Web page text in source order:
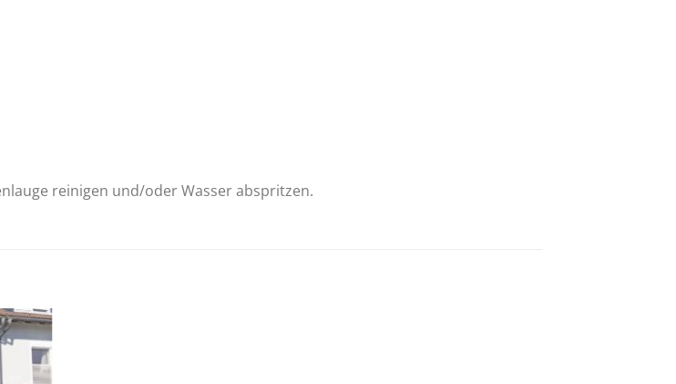
reinigen und/oder Wasser abspritzen.